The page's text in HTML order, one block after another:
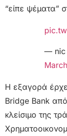
“είπε ψέματα”
— nic
Η εξαγορά
Bridge Bank
κλείσιμο της